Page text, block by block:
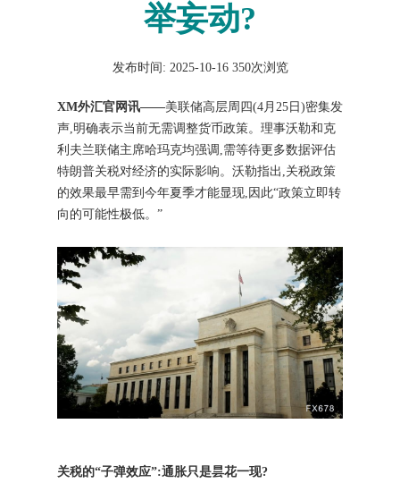
举妄动?
发布时间: 2025-10-16 350次浏览
XM外汇官网讯——美联储高层周四(4月25日)密集发
声,明确表示当前无需调整货币政策。理事沃勒和克
利夫兰联储主席哈玛克均强调,需等待更多数据评估
特朗普关税对经济的实际影响。沃勒指出,关税政策
的效果最早需到今年夏季才能显现,因此“政策立即转
向的可能性极低。”
关税的“子弹效应”:通胀只是昙花一现?